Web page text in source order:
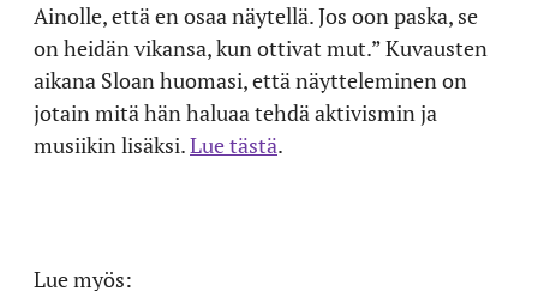
Ainolle, että en osaa näytellä. Jos oon paska, se
on heidän vikansa, kun ottivat mut.” Kuvausten
aikana Sloan huomasi, että näytteleminen on
jotain mitä hän haluaa tehdä aktivismin ja
musiikin lisäksi.Lue tästä.
Lue myös: